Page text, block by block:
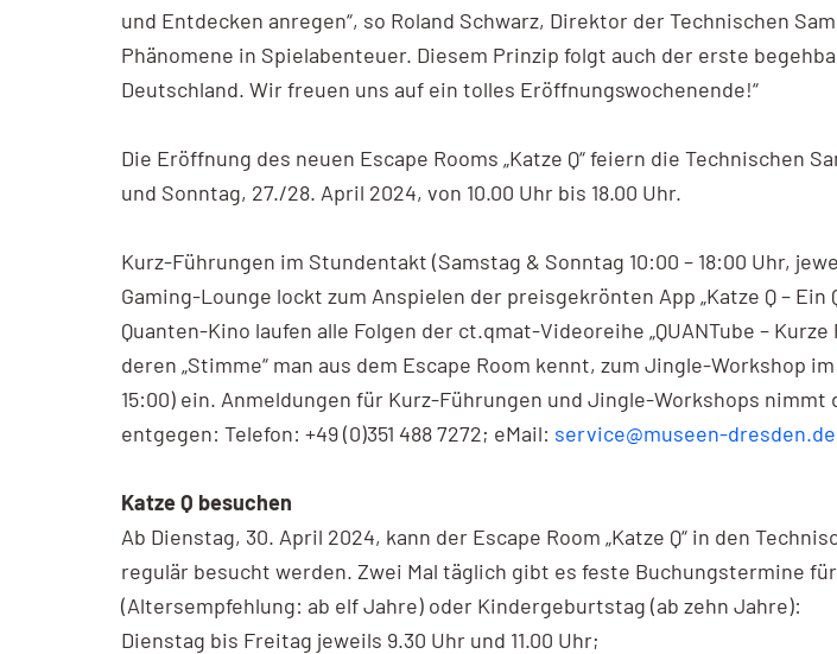
und Entdecken anregen“, so Roland Schwarz, Direktor der Technischen
Phänomene in Spielabenteuer. Diesem Prinzip folgt auch der erste
Deutschland. Wir freuen uns auf ein tolles Eröffnungswochenende!“
Die Eröffnung des neuen Escape Rooms „Katze Q“ feiern die Technischen
und Sonntag, 27./28. April 2024, von 10.00 Uhr bis 18.00 Uhr.
Kurz-Führungen im Stundentakt (Samstag & Sonntag 10:00 – 18:00 Uhr,
Gaming-Lounge lockt zum Anspielen der preisgekrönten App „Katze Q –
Quanten-Kino laufen alle Folgen der ct.qmat-Videoreihe „QUANTube –
deren „Stimme“ man aus dem Escape Room kennt, zum Jingle-Workshop
15:00) ein. Anmeldungen für Kurz-Führungen und Jingle-Workshops
entgegen: Telefon: +49 (0)351 488 7272; eMail: service@museen-dresden.de
Katze Q besuchen
Ab Dienstag, 30. April 2024, kann der Escape Room „Katze Q“ in den
regulär besucht werden. Zwei Mal täglich gibt es feste Buchungstermine
(Altersempfehlung: ab elf Jahre) oder Kindergeburtstag (ab zehn Jahre):
Dienstag bis Freitag jeweils 9.30 Uhr und 11.00 Uhr;